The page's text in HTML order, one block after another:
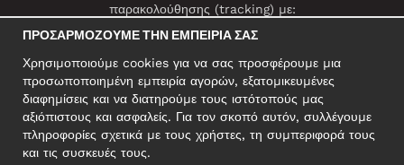
παρακολούθησης (tracking) με:
ΚΟΙΝΩΝΙΚΆ ΔΊΚΤΥΑ
ΕΠΑΓΓΕΛΜΑΤΙΚΗ ΔΙΕΥΘΥΝΣΗ
ΠΡΟΣΑΡΜΌΖΟΥΜΕ ΤΗΝ ΕΜΠΕΙΡΊΑ ΣΑΣ
Χρησιμοποιούμε cookies για να σας προσφέρουμε μια
προσωποποιημένη εμπειρία αγορών, εξατομικευμένες
διαφημίσεις και να διατηρούμε τους ιστότοπούς μας
αξιόπιστους και ασφαλείς. Για τον σκοπό αυτόν, συλλέγουμε
πληροφορίες σχετικά με τους χρήστες, τη συμπεριφορά τους
και τις συσκευές τους.